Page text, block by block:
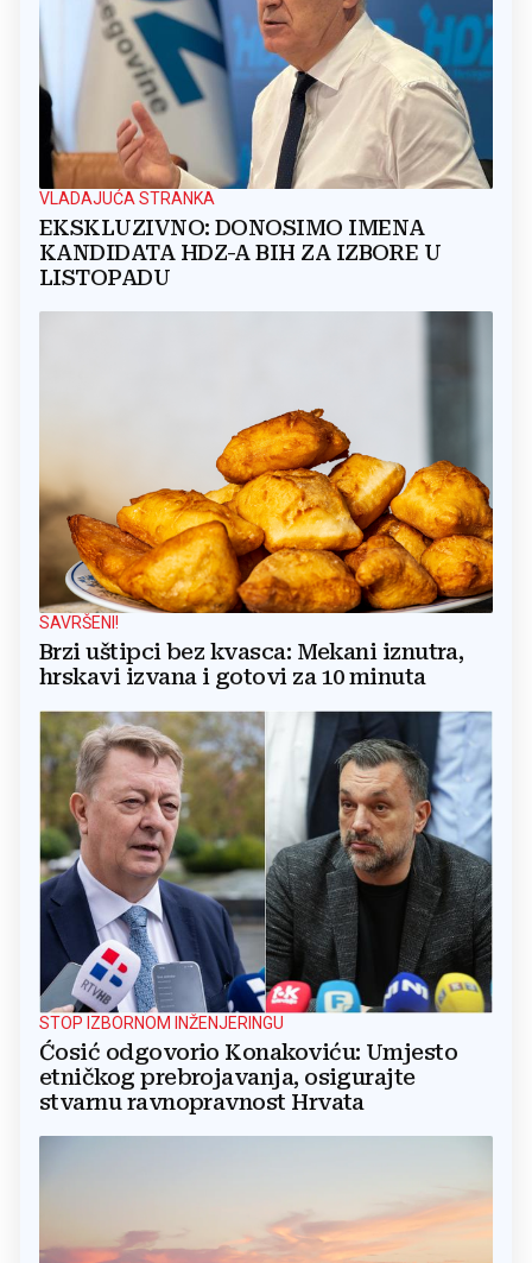
VLADAJUĆA STRANKA
EKSKLUZIVNO: DONOSIMO IMENA
KANDIDATA HDZ-A BIH ZA IZBORE U
LISTOPADU
SAVRŠENI!
Brzi uštipci bez kvasca: Mekani iznutra,
hrskavi izvana i gotovi za 10 minuta
STOP IZBORNOM INŽENJERINGU
Ćosić odgovorio Konakoviću: Umjesto
etničkog prebrojavanja, osigurajte
stvarnu ravnopravnost Hrvata